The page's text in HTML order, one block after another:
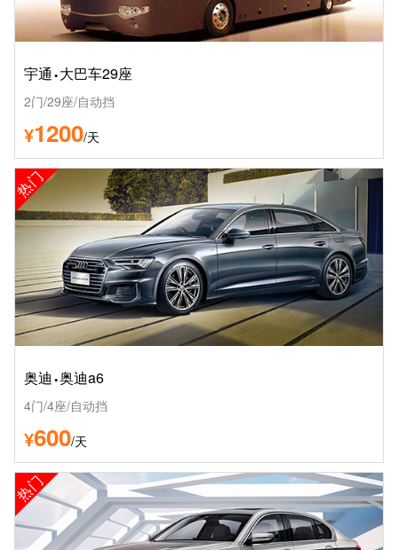
宇通·大巴车29座
2门/29座/自动挡
¥1200/天
热门
奥迪·奥迪a6
4门/4座/自动挡
¥600/天
热门